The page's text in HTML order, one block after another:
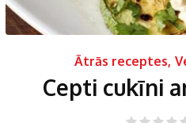
Ātrās receptes,
Cepti cukīni